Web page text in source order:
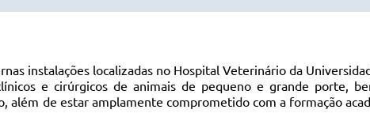
instalações localizadas no Hospital Veterinário da
e cirúrgicos de animais de pequeno e grande porte,
além de estar amplamente comprometido com a formação